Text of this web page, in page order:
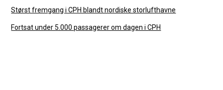
Størst fremgang i CPH blandt nordiske storlufthavne
Fortsat under 5.000 passagerer om dagen i CPH